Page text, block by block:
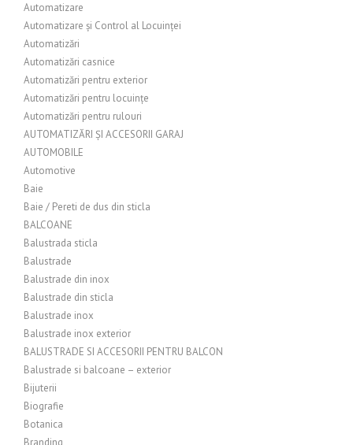
Automatizare
Automatizare și Control al Locuinței
Automatizări
Automatizări casnice
Automatizări pentru exterior
Automatizări pentru locuințe
Automatizări pentru rulouri
AUTOMATIZĂRI ȘI ACCESORII GARAJ
AUTOMOBILE
Automotive
Baie
Baie / Pereti de dus din sticla
BALCOANE
Balustrada sticla
Balustrade
Balustrade din inox
Balustrade din sticla
Balustrade inox
Balustrade inox exterior
BALUSTRADE SI ACCESORII PENTRU BALCON
Balustrade si balcoane – exterior
Bijuterii
Biografie
Botanica
Branding